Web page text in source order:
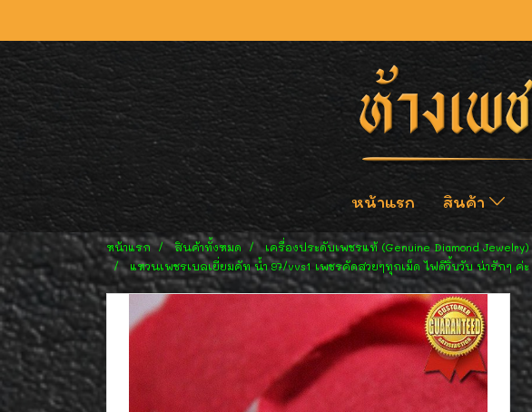
หน้าแรก สินค้า
หน้าแรก สินค้าทั้งหมด เครื่องประดับเพชรแท้ (Genuine Diamond Jewelry)
แหวนเพชรเบลเยี่ยมคัท น้ำ 97/vvs1 เพชรคัดสวยๆทุกเม็ด ไฟดีวิ้บวับ น่ารักๆ ค่ะ